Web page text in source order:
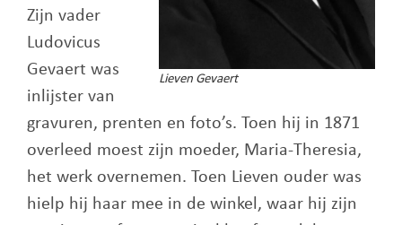
Lieven Gevaert
Zijn vader
Ludovicus
Gevaert was
inlijster van
gravuren, prenten en foto’s. Toen hij in 1871
overleed moest zijn moeder, Maria-Theresia,
het werk overnemen. Toen Lieven ouder was
hielp hij haar mee in de winkel, waar hij zijn